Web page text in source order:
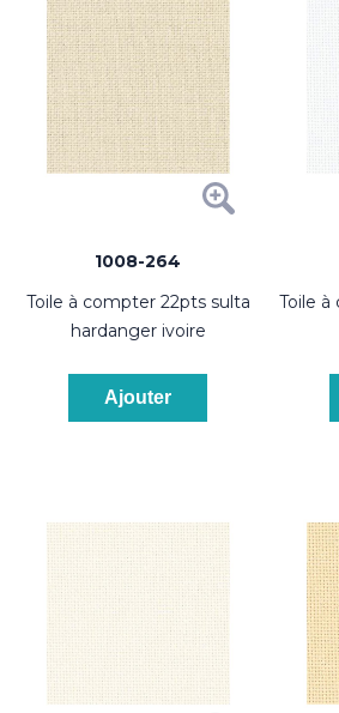
1008-264
toile à compter 22pts sulta
hardanger ivoire
Ajouter
toile à compter 25pts lugana